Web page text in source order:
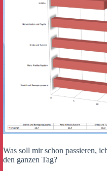
Was soll mir schon passieren,
den ganzen Tag?